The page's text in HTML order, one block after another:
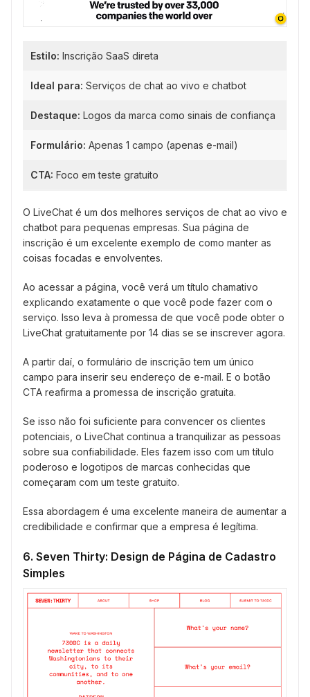
Estilo: Inscrição SaaS direta
Ideal para: Serviços de chat ao vivo e chatbot
Destaque: Logos da marca como sinais de confiança
Formulário: Apenas 1 campo (apenas e-mail)
CTA: Foco em teste gratuito
O LiveChat é um dos melhores serviços de chat ao vivo e
chatbot para pequenas empresas. Sua página de
inscrição é um excelente exemplo de como manter as
coisas focadas e envolventes.
Ao acessar a página, você verá um título chamativo
explicando exatamente o que você pode fazer com o
serviço. Isso leva à promessa de que você pode obter o
LiveChat gratuitamente por 14 dias se se inscrever agora.
A partir daí, o formulário de inscrição tem um único
campo para inserir seu endereço de e-mail. E o botão
CTA reafirma a promessa de inscrição gratuita.
Se isso não foi suficiente para convencer os clientes
potenciais, o LiveChat continua a tranquilizar as pessoas
sobre sua confiabilidade. Eles fazem isso com um título
poderoso e logotipos de marcas conhecidas que
começaram com um teste gratuito.
Essa abordagem é uma excelente maneira de aumentar a
credibilidade e confirmar que a empresa é legítima.
6. Seven Thirty: Design de Página de Cadastro
Simples